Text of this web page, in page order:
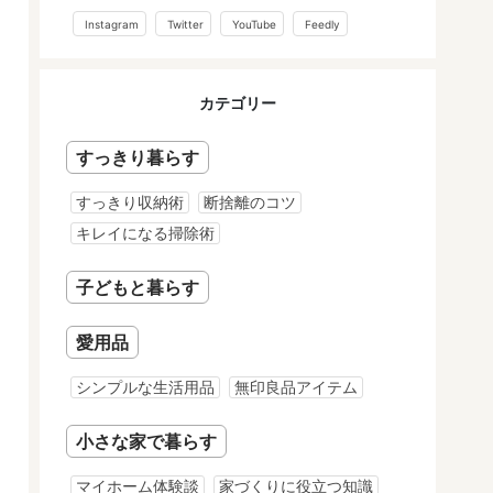
Instagram Twitter YouTube Feedly
カテゴリー
すっきり暮らす
すっきり収納術
断捨離のコツ
キレイになる掃除術
子どもと暮らす
愛用品
シンプルな生活用品 無印良品アイテム
小さな家で暮らす
マイホーム体験談
家づくりに役立つ知識